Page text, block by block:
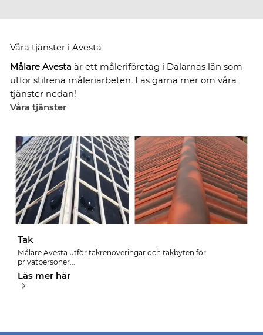
Våra tjänster i Avesta
Målare Avesta är ett måleriföretag i Dalarnas län som
utför stilrena måleriarbeten. Läs gärna mer om våra
tjänster nedan!
Våra tjänster
Tak
Målare Avesta utför takrenoveringar och takbyten för
privatpersoner...
Läs mer här